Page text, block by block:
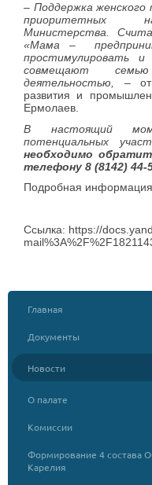
– Поддержка женского
приоритетных
Министерства.
«Мама –
простимулировать
совмещают
деятельностью, –
развития и
Ермолаев.
В настоящий
потенциальных
необходимо
телефону 8 (8142) 44-
Подробная
Ссылка: https://
Главная
Документы
Новости
О палате
Комиссии
Формирование 4 состава
Карелия